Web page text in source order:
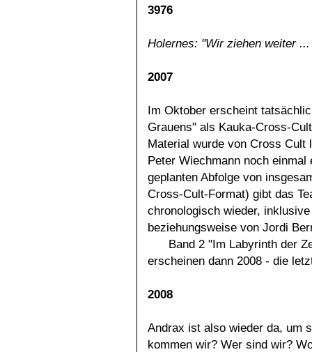
3976
Holernes: "Wir ziehen weiter
2007
Im Oktober erscheint
Grauens" als Kauka-Cross-
Material wurde von Cross Cult
Peter Wiechmann noch
geplanten Abfolge von
Cross-Cult-Format) gibt das
chronologisch wieder,
beziehungsweise von Jordi
Band 2 "Im Labyrinth der
erscheinen dann 2008 - die
2008
Andrax ist also wieder da, um
kommen wir? Wer sind wir?